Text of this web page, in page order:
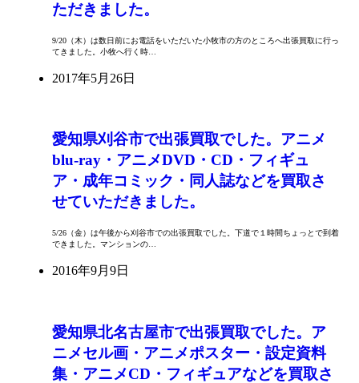
ただきました。
9/20（木）は数日前にお電話をいただいた小牧市の方のところへ出張買取に行っ
てきました。小牧へ行く時…
2017年5月26日
愛知県刈谷市で出張買取でした。アニメ
blu-ray・アニメDVD・CD・フィギュ
ア・成年コミック・同人誌などを買取さ
せていただきました。
5/26（金）は午後から刈谷市での出張買取でした。下道で１時間ちょっとで到着
できました。マンションの…
2016年9月9日
愛知県北名古屋市で出張買取でした。ア
ニメセル画・アニメポスター・設定資料
集・アニメCD・フィギュアなどを買取さ